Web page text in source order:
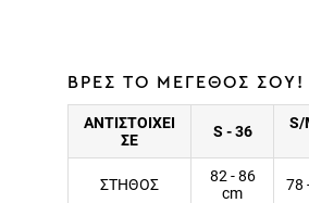
ΒΡΕΣ ΤΟ ΜΕΓΕΘΟΣ ΣΟΥ!
ΑΝΤΙΣΤΟΙΧΕΙ
ΣΕ
S - 36
S/
ΣΤΗΘΟΣ
82 - 86
cm
78